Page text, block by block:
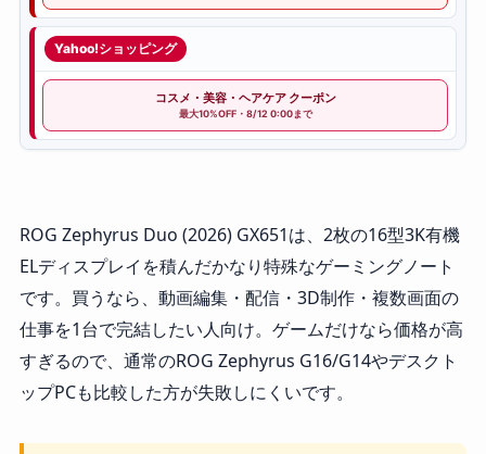
Yahoo!ショッピング
コスメ・美容・ヘアケア クーポン
最大10%OFF・8/12 0:00まで
ROG Zephyrus Duo (2026) GX651は、2枚の16型3K有機
ELディスプレイを積んだかなり特殊なゲーミングノート
です。買うなら、動画編集・配信・3D制作・複数画面の
仕事を1台で完結したい人向け。ゲームだけなら価格が高
すぎるので、通常のROG Zephyrus G16/G14やデスクト
ップPCも比較した方が失敗しにくいです。